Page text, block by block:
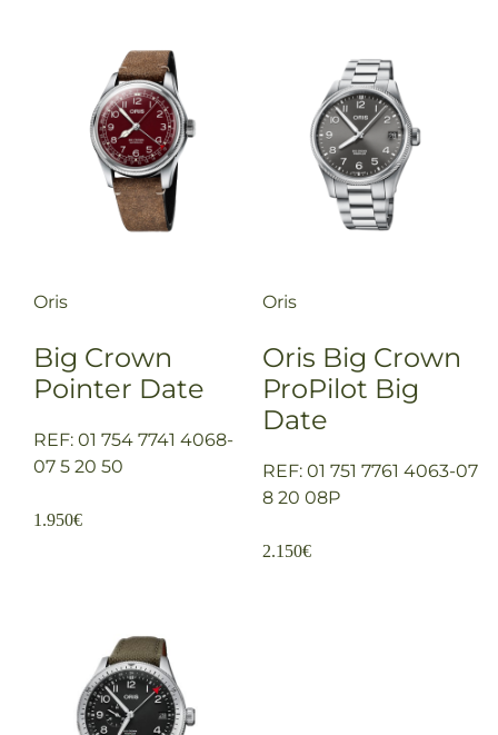
Oris
Big Crown
Pointer Date
REF: 01 754 7741 4068-
07 5 20 50
1.950€
Oris
Oris Big Crown
ProPilot Big
Date
REF: 01 751 7761 4063-07
8 20 08P
2.150€